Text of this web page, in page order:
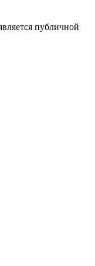
публичной